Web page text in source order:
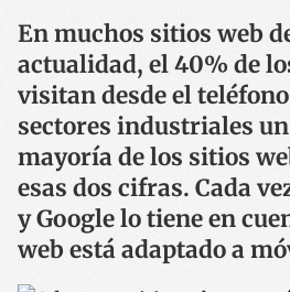
En muchos sitios web
actualidad, el 40% de
visitan desde el
sectores industriales
mayoría de los sitios
esas dos cifras. Cada
y Google lo tiene en
web está adaptado a